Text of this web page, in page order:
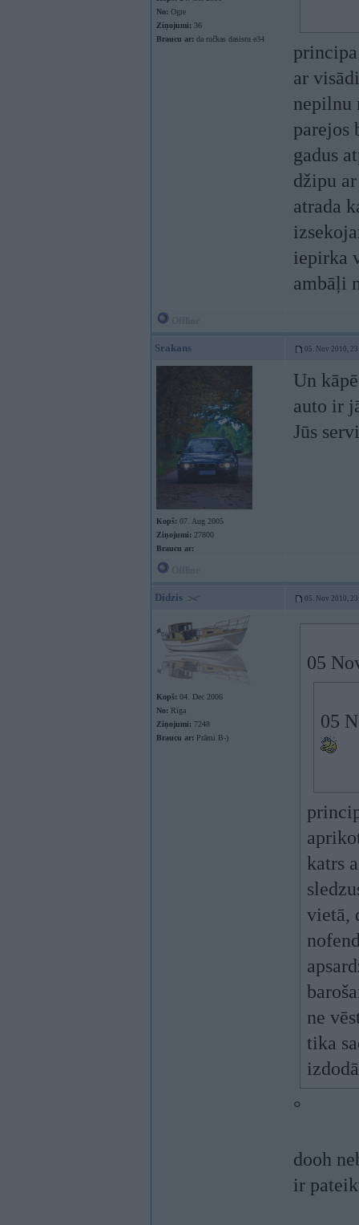
No: Ogre
Ziņojumi: 36
Braucu ar: da ručkas dasistu e34
ar
nepilnu
parejos
gadus
džipu
atrada
iepirka
ambāļi
Srakans 05. Nov 2010,
Kopš: 07. Aug 2005
Ziņojumi: 27800
Braucu ar:
Un
auto ir
Jūs
Didzis 05. Nov 2010,
Kopš: 04. Dec 2006
No: Rīga
Ziņojumi: 7248
Braucu ar: Prāmi B-)
05
05
katrs
vietā,
ne
tika
°
dooh
ir